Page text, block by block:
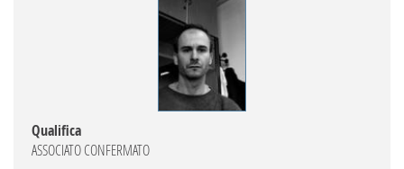
Qualifica
ASSOCIATO CONFERMATO